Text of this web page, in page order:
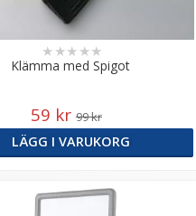
Klämma med Spigot
★ ★★ ★★
59 kr 99 kr
LÄGG I VARUKORG